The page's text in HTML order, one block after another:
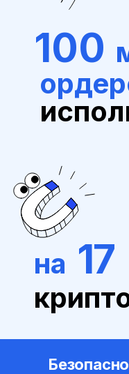
100
на 17